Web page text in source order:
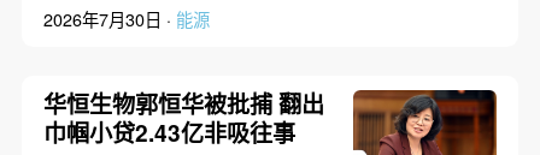
2026年7月30日 · 能源
华恒生物郭恒华被批捕 翻出
巾帼小贷2.43亿非吸往事